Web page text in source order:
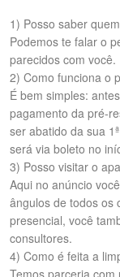
1) Posso saber
Podemos te falar o
parecidos com você.
2) Como funciona o
É bem simples:
pagamento da pré-
ser abatido da sua
será via boleto no
3) Posso visitar o
Aqui no anúncio
ângulos de todos os
presencial, você
consultores.
4) Como é feita a
Temos parceria